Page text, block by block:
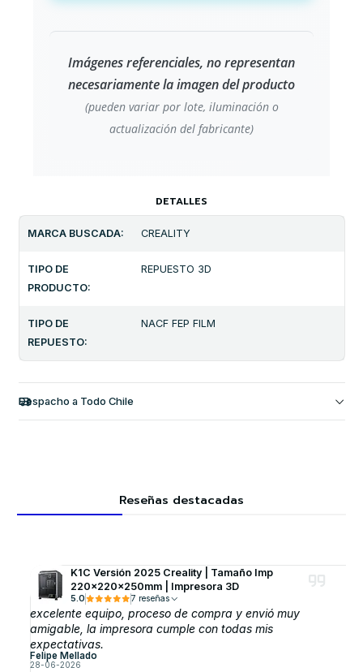
Imágenes referenciales, no representan
necesariamente la imagen del producto
(pueden variar por lote, iluminación o
actualización del fabricante)
DETALLES
MARCA BUSCADA: CREALITY
TIPO DE
PRODUCTO:
REPUESTO 3D
TIPO DE
REPUESTO:
NACF FEP FILM
Despacho a Todo Chile
Reseñas destacadas
K1C Versión 2025 Creality | Tamaño Imp
220x220x250mm | Impresora 3D
5.0 7 reseñas
excelente equipo, proceso de compra y envió muy
amigable, la impresora cumple con todas mis
expectativas.
Felipe Mellado
28-06-2026